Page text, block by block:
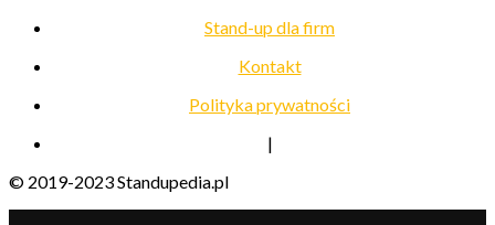
Stand-up dla firm
Kontakt
Polityka prywatności
|
© 2019-2023 Standupedia.pl